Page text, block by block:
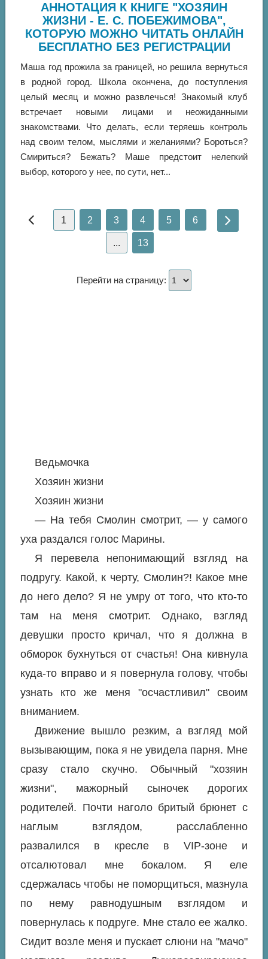
АННОТАЦИЯ К КНИГЕ "ХОЗЯИН
ЖИЗНИ - Е. С. ПОБЕЖИМОВА",
КОТОРУЮ МОЖНО ЧИТАТЬ ОНЛАЙН
БЕСПЛАТНО БЕЗ РЕГИСТРАЦИИ
Маша год прожила за границей, но решила вернуться
в родной город. Школа окончена, до поступления
целый месяц и можно развлечься! Знакомый клуб
встречает новыми лицами и неожиданными
знакомствами. Что делать, если теряешь контроль
над своим телом, мыслями и желаниями? Бороться?
Смириться? Бежать? Маше предстоит нелегкий
выбор, которого у нее, по сути, нет...
1 2 3 4 5 6
... 13
Перейти на страницу:
Ведьмочка
Хозяин жизни
Хозяин жизни
— На тебя Смолин смотрит, — у самого
уха раздался голос Марины.
Я перевела непонимающий взгляд на
подругу. Какой, к черту, Смолин?! Какое мне
до него дело? Я не умру от того, что кто-то
там на меня смотрит. Однако, взгляд
девушки просто кричал, что я должна в
обморок бухнуться от счастья! Она кивнула
куда-то вправо и я повернула голову, чтобы
узнать кто же меня "осчастливил" своим
вниманием.
Движение вышло резким, а взгляд мой
вызывающим, пока я не увидела парня. Мне
сразу стало скучно. Обычный "хозяин
жизни", мажорный сыночек дорогих
родителей. Почти наголо бритый брюнет с
наглым взглядом, расслабленно
развалился в кресле в VIP-зоне и
отсалютовал мне бокалом. Я еле
сдержалась чтобы не поморщиться, мазнула
по нему равнодушным взглядом и
повернулась к подруге. Мне стало ее жалко.
Сидит возле меня и пускает слюни на "мачо"